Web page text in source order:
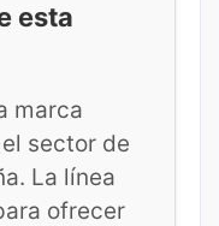
esta
marca
sector de
La línea
ofrecer